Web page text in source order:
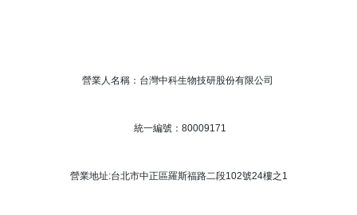
營業人名稱：台灣中科生物技研股份有限公司
統一編號：80009171
營業地址:台北市中正區羅斯福路二段102號24樓之1